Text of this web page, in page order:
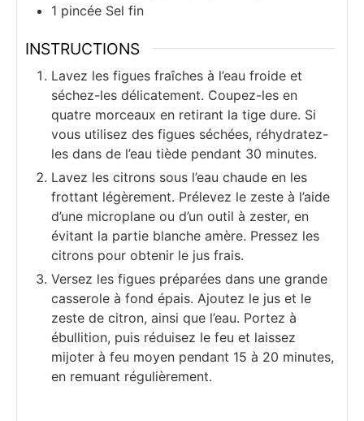
1 pincée Sel fin
INSTRUCTIONS
Lavez les figues fraîches à l’eau froide et
séchez-les délicatement. Coupez-les en
quatre morceaux en retirant la tige dure. Si
vous utilisez des figues séchées, réhydratez-
les dans de l’eau tiède pendant 30 minutes.
Lavez les citrons sous l’eau chaude en les
frottant légèrement. Prélevez le zeste à l’aide
d’une microplane ou d’un outil à zester, en
évitant la partie blanche amère. Pressez les
citrons pour obtenir le jus frais.
Versez les figues préparées dans une grande
casserole à fond épais. Ajoutez le jus et le
zeste de citron, ainsi que l’eau. Portez à
ébullition, puis réduisez le feu et laissez
mijoter à feu moyen pendant 15 à 20 minutes,
en remuant régulièrement.